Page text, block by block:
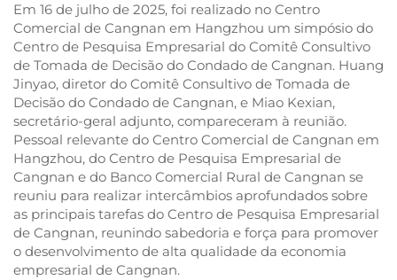
Em 16 de julho de 2025, foi realizado no Centro
Comercial de Cangnan em Hangzhou um simpósio do
Centro de Pesquisa Empresarial do Comitê Consultivo
de Tomada de Decisão do Condado de Cangnan. Huang
Jinyao, diretor do Comitê Consultivo de Tomada de
Decisão do Condado de Cangnan, e Miao Kexian,
secretário-geral adjunto, compareceram à reunião.
Pessoal relevante do Centro Comercial de Cangnan em
Hangzhou, do Centro de Pesquisa Empresarial de
Cangnan e do Banco Comercial Rural de Cangnan se
reuniu para realizar intercâmbios aprofundados sobre
as principais tarefas do Centro de Pesquisa Empresarial
de Cangnan, reunindo sabedoria e força para promover
o desenvolvimento de alta qualidade da economia
empresarial de Cangnan.